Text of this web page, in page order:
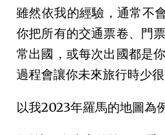
雖然依我的經驗，通常不
你把所有的交通票卷、門
常出國，或每次出國都是
過程會讓你未來旅行時少
以我2023年羅馬的地圖為